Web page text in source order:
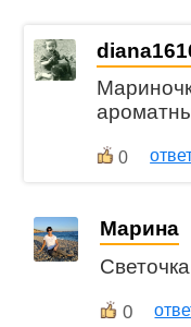
0
Марина
0